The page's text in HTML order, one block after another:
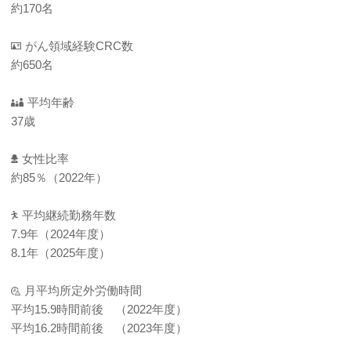
約170名
がん領域経験CRC数
約650名
平均年齢
37歳
女性比率
約85％（2022年）
平均継続勤務年数
7.9年（2024年度）
8.1年（2025年度）
月平均所定外労働時間
平均15.9時間前後 （2022年度）
平均16.2時間前後 （2023年度）